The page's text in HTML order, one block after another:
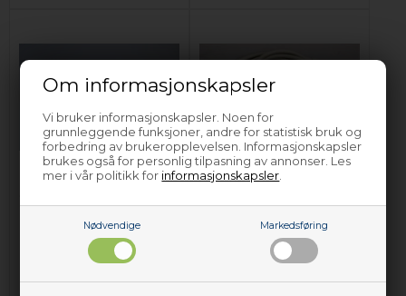
Om informasjonskapsler
Vi bruker informasjonskapsler. Noen for
grunnleggende funksjoner, andre for statistisk bruk og
forbedring av brukeropplevelsen. Informasjonskapsler
brukes også for personlig tilpasning av annonser. Les
mer i vår politikk for informasjonskapsler
Nødvendige Markedsføring
Nettledning, Balay
301,99
Legg i kurven
Nettledning, Balay
453,61 NOK
Legg i kurven